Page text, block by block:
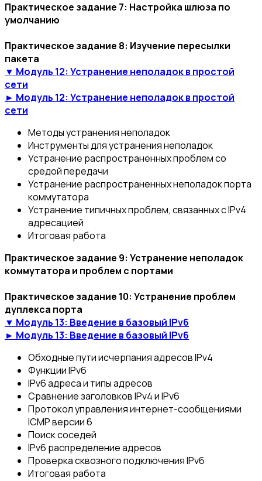
Практическое задание 7: Настройка шлюза по
умолчанию
Практическое задание 8: Изучение пересылки
пакета
▼ Модуль 12: Устранение неполадок в простой
сети
► Модуль 12: Устранение неполадок в простой
сети
Методы устранения неполадок
Инструменты для устранения неполадок
Устранение распространенных проблем со
средой передачи
Устранение распространенных неполадок порта
коммутатора
Устранение типичных проблем, связанных с IPv4
адресацией
Итоговая работа
Практическое задание 9: Устранение неполадок
коммутатора и проблем с портами
Практическое задание 10: Устранение проблем
дуплекса порта
▼ Модуль 13: Введение в базовый IPv6
► Модуль 13: Введение в базовый IPv6
Обходные пути исчерпания адресов IPv4
Функции IРv6
IРv6 адреса и типы адресов
Сравнение заголовков IPv4 и IРv6
Протокол управления интернет-сообщениями
ICMP версии 6
Поиск соседей
IРv6 распределение адресов
Проверка сквозного подключения IРv6
Итоговая работа